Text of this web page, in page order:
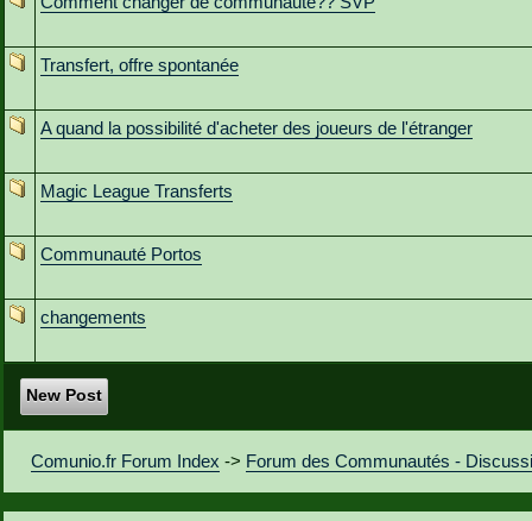
Transfert, offre spontanée
A quand la possibilité d'acheter des joueurs de l'étranger
Magic League Transferts
Communauté Portos
changements
New Post
Comunio.fr Forum Index -> Forum des Communautés -